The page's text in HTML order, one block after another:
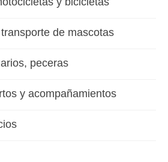
de mascotas
peceras
y acompañamientos